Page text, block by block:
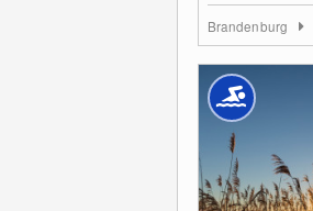
Brandenburg